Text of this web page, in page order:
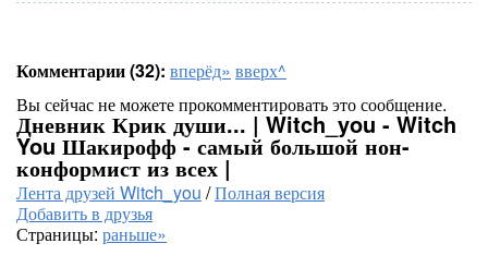
Комментарии (32): вперёд» вверх^
Вы сейчас не можете прокомментировать это сообщение.
Дневник Крик души... | Witch_you - Witch
You Шакирофф - самый большой нон-
конформист из всех |
Лента друзей Witch_you /Полная версия
Добавить в друзья
Страницы: раньше»